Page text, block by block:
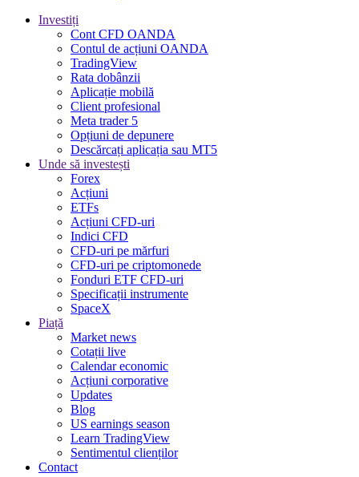
Investiți
Cont CFD OANDA
Contul de acțiuni OANDA
TradingView
Rata dobânzii
Aplicație mobilă
Client profesional
Meta trader 5
Opțiuni de depunere
Descărcați aplicația sau MT5
Unde să investești
Forex
Acțiuni
ETFs
Acțiuni CFD-uri
Indici CFD
CFD-uri pe mărfuri
CFD-uri pe criptomonede
Fonduri ETF CFD-uri
Specificații instrumente
SpaceX
Piață
Market news
Cotații live
Calendar economic
Acțiuni corporative
Updates
Blog
US earnings season
Learn TradingView
Sentimentul clienților
Contact